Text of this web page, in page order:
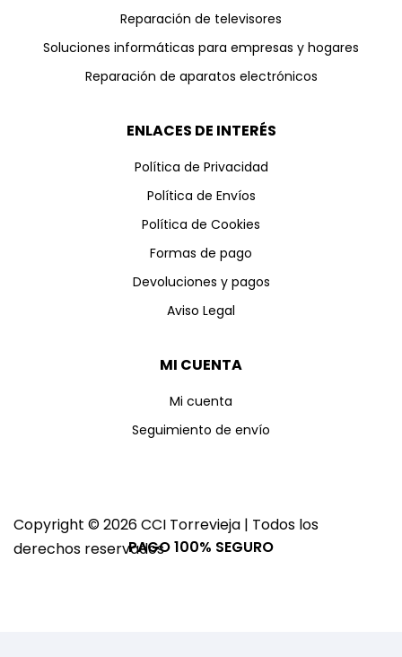
Reparación de televisores
Soluciones informáticas para empresas y hogares
Reparación de aparatos electrónicos
ENLACES DE INTERÉS
Política de Privacidad
Política de Envíos
Política de Cookies
Formas de pago
Devoluciones y pagos
Aviso Legal
MI CUENTA
Mi cuenta
Seguimiento de envío
Copyright © 2026 CCI Torrevieja | Todos los
derechos reservadosPAGO 100% SEGURO